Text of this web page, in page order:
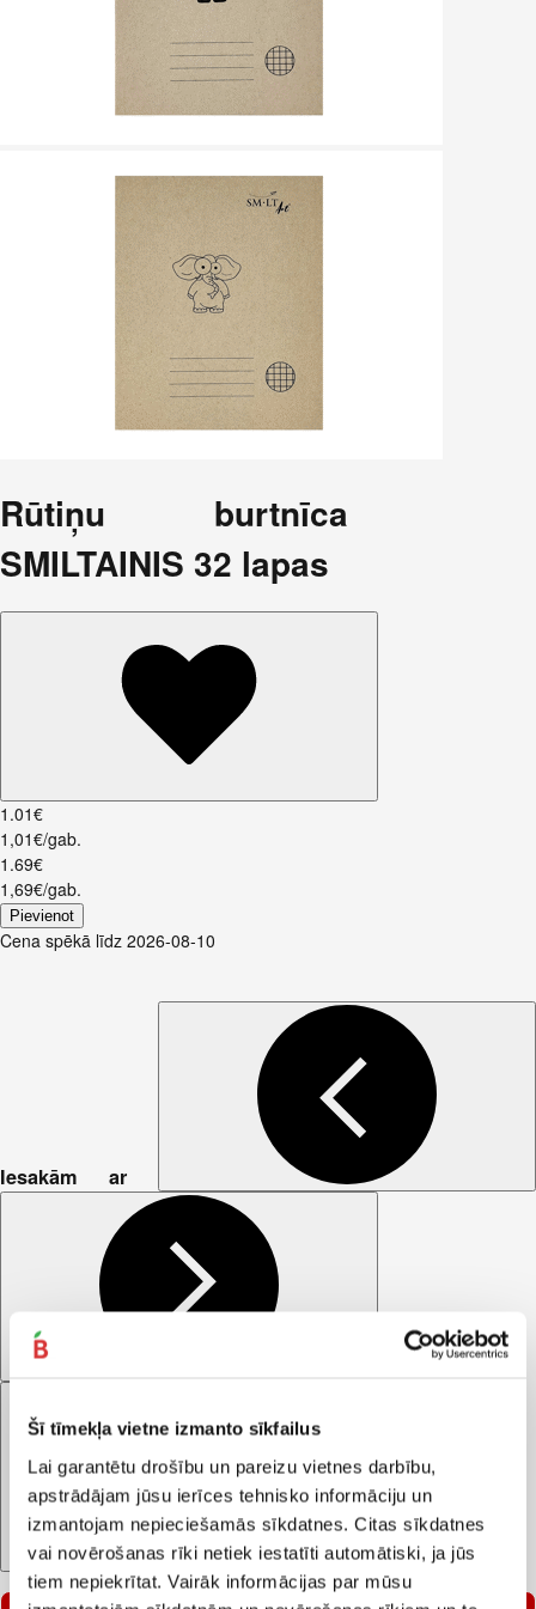
Šī tīmekļa vietne izmanto sīkfailus
Lai garantētu drošību un pareizu vietnes darbību,
apstrādājam jūsu ierīces tehnisko informāciju un
izmantojam nepieciešamās sīkdatnes. Citas sīkdatnes
vai novērošanas rīki netiek iestatīti automātiski, ja jūs
tiem nepiekrītat. Vairāk informācijas par mūsu
Rūtiņu burtnīca
SMILTAINIS 32 lapas
1 .01€
1,01€/gab.
1 .69€
1,69€/gab.
Pievienot
Cena spēkā līdz 2026-08-10
Iesakām ar
–40%